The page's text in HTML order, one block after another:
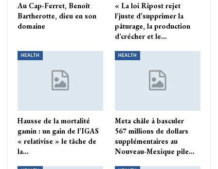
Au Cap-Ferret, Benoît
Bartherotte, dieu en son
domaine
« La loi Ripost rejet
l’juste d’supprimer la
pâturage, la production
d’crécher et le…
HEALTH
Hausse de la mortalité
gamin : un gain de l’IGAS
« relativise » le tâche de
la…
HEALTH
Meta châle à basculer
567 millions de dollars
supplémentaires au
Nouveau-Mexique pile…